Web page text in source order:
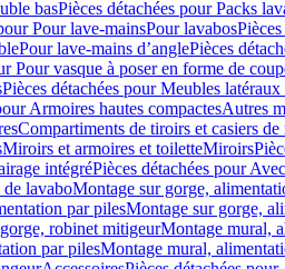
basPièces détachées pour Packs
Pour lave-mainsPour lavabos
Pour lave-mains d’anglePièces
Pour vasque à poser en forme de
Pièces détachées pour Meubles latéraux
Armoires hautes compactesAutres
Compartiments de tiroirs et casiers de
Miroirs et armoires et toiletteMiroirs
intégréPièces détachées pour
de lavaboMontage sur gorge,
par pilesMontage sur gorge,
robinet mitigeurMontage mural,
par pilesMontage mural,